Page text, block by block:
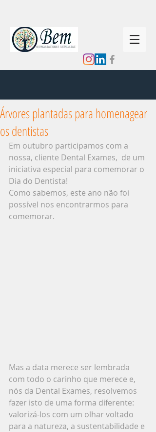
Árvores plantadas para homenagear
os dentistas
Em outubro participamos com a
nossa, cliente Dental Exames,  de um
iniciativa especial para comemorar o
Dia do Dentista!
Como sabemos, este ano não foi
possível nos encontrarmos para
comemorar.
Mas a data merece ser lembrada
com todo o carinho que merece e,
nós da Dental Exames, resolvemos
fazer isto de uma forma diferente:
valorizá-los com um olhar voltado
para a natureza, a sustentabilidade e